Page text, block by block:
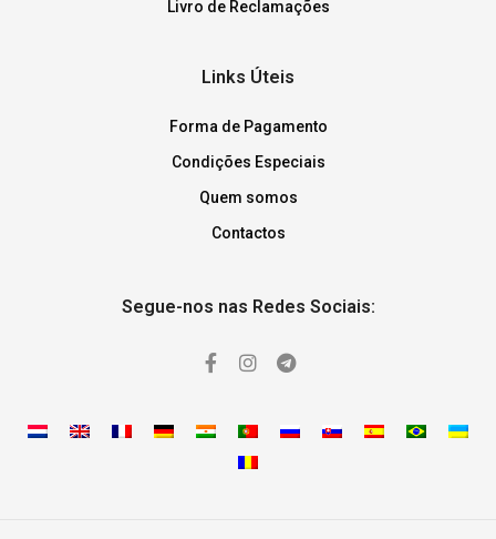
Livro de Reclamações
Links Úteis
Forma de Pagamento
Condições Especiais
Quem somos
Contactos
Segue-nos nas Redes Sociais: